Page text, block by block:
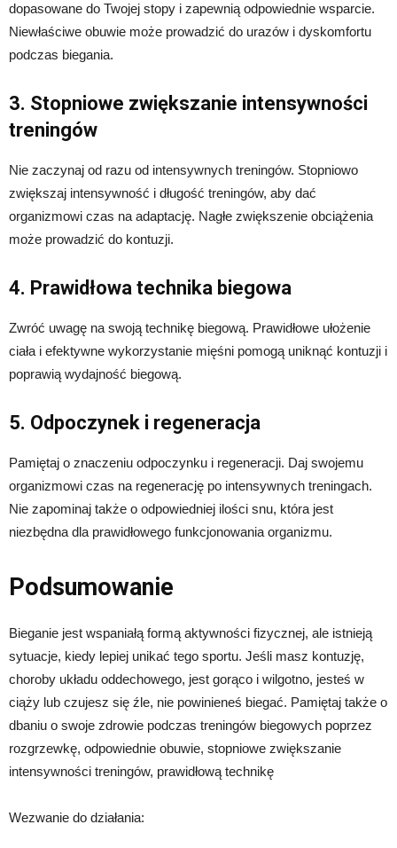
dopasowane do Twojej stopy i zapewnią odpowiednie wsparcie.
Niewłaściwe obuwie może prowadzić do urazów i dyskomfortu
podczas biegania.
3. Stopniowe zwiększanie intensywności
treningów
Nie zaczynaj od razu od intensywnych treningów. Stopniowo
zwiększaj intensywność i długość treningów, aby dać
organizmowi czas na adaptację. Nagłe zwiększenie obciążenia
może prowadzić do kontuzji.
4. Prawidłowa technika biegowa
Zwróć uwagę na swoją technikę biegową. Prawidłowe ułożenie
ciała i efektywne wykorzystanie mięśni pomogą uniknąć kontuzji i
poprawią wydajność biegową.
5. Odpoczynek i regeneracja
Pamiętaj o znaczeniu odpoczynku i regeneracji. Daj swojemu
organizmowi czas na regenerację po intensywnych treningach.
Nie zapominaj także o odpowiedniej ilości snu, która jest
niezbędna dla prawidłowego funkcjonowania organizmu.
Podsumowanie
Bieganie jest wspaniałą formą aktywności fizycznej, ale istnieją
sytuacje, kiedy lepiej unikać tego sportu. Jeśli masz kontuzję,
choroby układu oddechowego, jest gorąco i wilgotno, jesteś w
ciąży lub czujesz się źle, nie powinieneś biegać. Pamiętaj także o
dbaniu o swoje zdrowie podczas treningów biegowych poprzez
rozgrzewkę, odpowiednie obuwie, stopniowe zwiększanie
intensywności treningów, prawidłową technikę
Wezwanie do działania: